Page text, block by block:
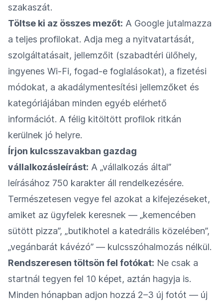
szakaszát.
Töltse ki az összes mezőt: A Google jutalmazza
a teljes profilokat. Adja meg a nyitvatartását,
szolgáltatásait, jellemzőit (szabadtéri ülőhely,
ingyenes Wi‑Fi, fogad-e foglalásokat), a fizetési
módokat, a akadálymentesítési jellemzőket és
kategóriájában minden egyéb elérhető
információt. A félig kitöltött profilok ritkán
kerülnek jó helyre.
Írjon kulcsszavakban gazdag
vállalkozásleírást: A „vállalkozás által”
leírásához 750 karakter áll rendelkezésére.
Természetesen vegye fel azokat a kifejezéseket,
amiket az ügyfelek keresnek — „kemencében
sütött pizza”, „butikhotel a katedrális közelében”,
„vegánbarát kávézó” — kulcsszóhalmozás nélkül.
Rendszeresen töltsön fel fotókat: Ne csak a
startnál tegyen fel 10 képet, aztán hagyja is.
Minden hónapban adjon hozzá 2–3 új fotót — új